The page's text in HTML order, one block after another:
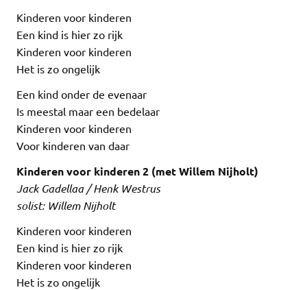
Kinderen voor kinderen
Een kind is hier zo rijk
Kinderen voor kinderen
Het is zo ongelijk
Een kind onder de evenaar
Is meestal maar een bedelaar
Kinderen voor kinderen
Voor kinderen van daar
Kinderen voor kinderen 2 (met Willem Nijholt)
Jack Gadellaa / Henk Westrus
solist: Willem Nijholt
Kinderen voor kinderen
Een kind is hier zo rijk
Kinderen voor kinderen
Het is zo ongelijk